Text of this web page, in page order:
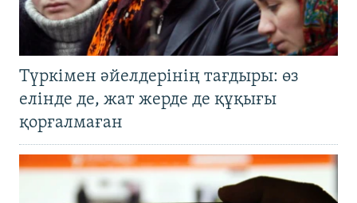
Түркімен әйелдерінің тағдыры: өз
елінде де, жат жерде де құқығы
қорғалмаған